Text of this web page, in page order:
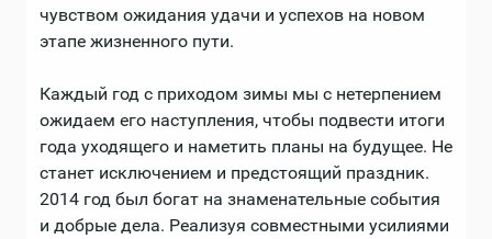
чувством ожидания удачи и успехов на новом
этапе жизненного пути.
Каждый год с приходом зимы мы с нетерпением
ожидаем его наступления, чтобы подвести итоги
года уходящего и наметить планы на будущее. Не
станет исключением и предстоящий праздник.
2014 год был богат на знаменательные события
и добрые дела. Реализуя совместными усилиями